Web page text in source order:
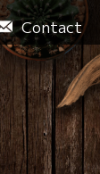
Contact